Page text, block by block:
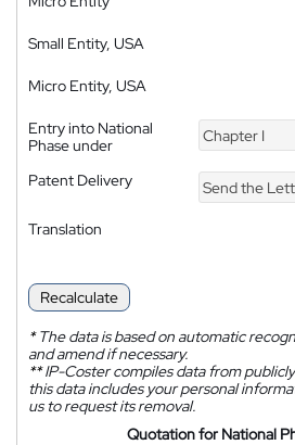
Small Entity, USA
Micro Entity, USA
Entry into National
Phase under
Chapter I
Patent Delivery Send the
Translation
Recalculate
*The data is based on automatic
and amend if necessary.
**IP-Coster compiles data from
this data includes your personal
us to request its removal.
Quotation for National